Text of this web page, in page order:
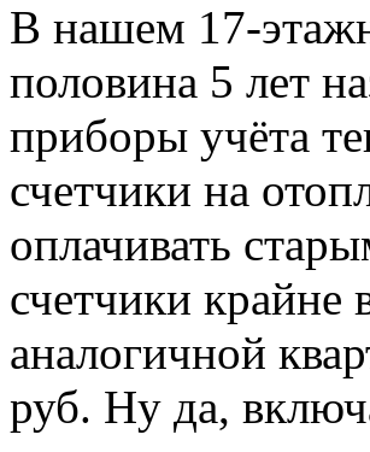
В нашем 17-
половина 5 лет
приборы учёта
счетчики на
оплачивать
счетчики крайне
аналогичной
руб. Ну да,